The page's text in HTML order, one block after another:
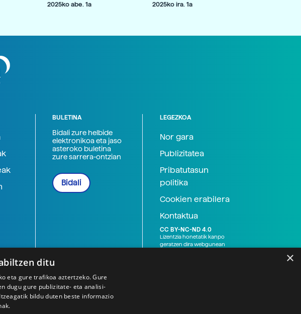
2025ko abe. 1a 2025ko ira. 1a
BULETINA
Bidali zure helbide
elektronikoa eta jaso
asteroko buletina
zure sarrera-ontzian
Bidali
LEGEZKOA
Nor gara
Publizitatea
Pribatutasun
politika
Cookien erabilera
Kontaktua
CC BY-NC-ND 4.0
Lizentzia honetatik kanpo
geratzen dira webgunean
×
ditu
eta gure trafikoa aztertzeko. Gure
dugu gure publizitate- eta analisi-
bildu duten beste informazio